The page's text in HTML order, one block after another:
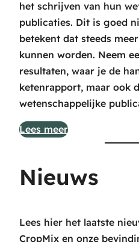
het schrijven van hun
publicaties. Dit is goed
betekent dat steeds
kunnen worden. Neem
resultaten, waar je de
ketenrapport, maar ook
wetenschappelijke
Lees meer
Nieuws
Lees hier het laatste
CropMix en onze